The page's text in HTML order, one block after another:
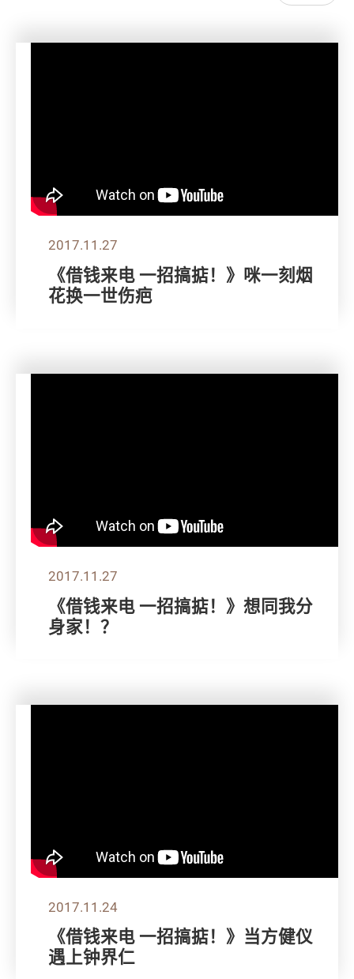
2017.11.27
《借钱来电 一招搞掂！》咪一刻烟
花换一世伤疤
2017.11.27
《借钱来电 一招搞掂！》想同我分
身家！？
2017.11.24
《借钱来电 一招搞掂！》当方健仪
遇上钟界仁